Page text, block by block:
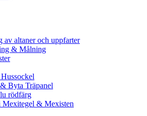
av altaner och uppfarter
& Målning
Byta Träpanel
rödfärg
Mexitegel & Mexisten